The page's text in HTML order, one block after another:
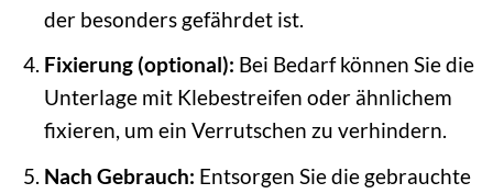
der besonders gefährdet ist.
Fixierung (optional): Bei Bedarf können Sie die
Unterlage mit Klebestreifen oder ähnlichem
fixieren, um ein Verrutschen zu verhindern.
Nach Gebrauch: Entsorgen Sie die gebrauchte